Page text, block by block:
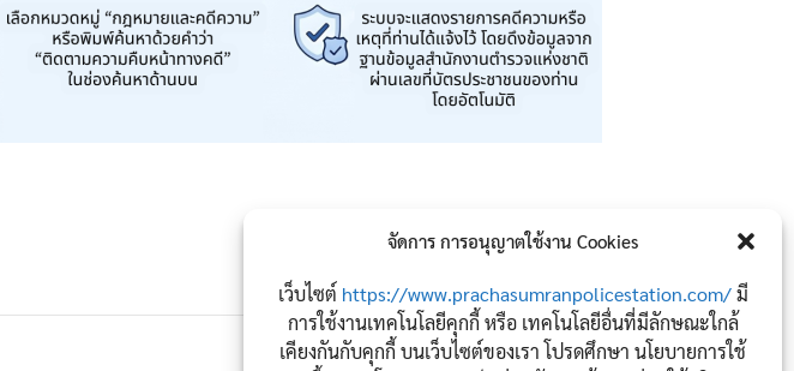
จัดการ การอนุญาตใช้งาน Cookies
เว็บไซต์ https://www.prachasumranpolicestation.com/มี
การใช้งานเทคโนโลยีคุกกี้ หรือ เทคโนโลยีอื่นที่มีลักษณะใกล้
เคียงกันกับคุกกี้ บนเว็บไซต์ของเรา โปรดศึกษา นโยบายการใช้